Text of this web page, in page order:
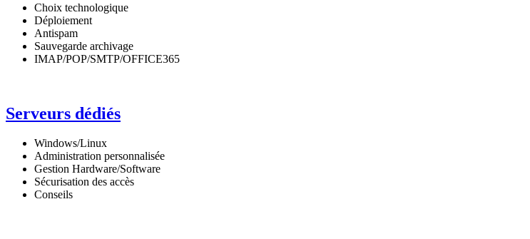
Choix technologique
Déploiement
Antispam
Sauvegarde archivage
IMAP/POP/SMTP/OFFICE365
Serveurs dédiés
Windows/Linux
Administration personnalisée
Gestion Hardware/Software
Sécurisation des accès
Conseils